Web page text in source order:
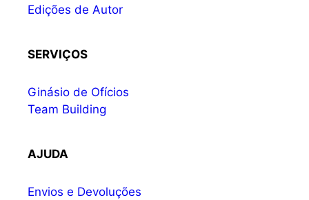
Edições de Autor
SERVIÇOS
Ginásio de Ofícios
Team Building
AJUDA
Envios e Devoluções